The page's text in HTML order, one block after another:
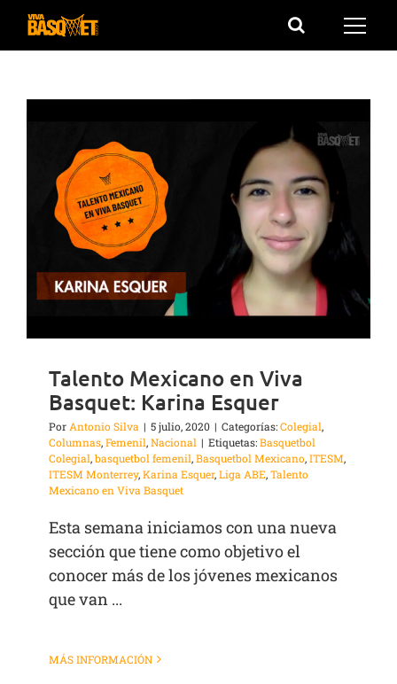
Saltar
Talento Mexicano en Viva
Basquet: Karina Esquer
Por Antonio Silva | 5 julio, 2020 | Categorías:Colegial,
Columnas,Femenil,Nacional | Etiquetas:Basquetbol
Colegial,basquetbol femenil,Basquetbol Mexicano,ITESM,
ITESM Monterrey,Karina Esquer,Liga ABE,Talento
Mexicano en Viva Basquet
Esta semana iniciamos con una nueva
sección que tiene como objetivo el
conocer más de los jóvenes mexicanos
que van ...
MÁS INFORMACIÓN